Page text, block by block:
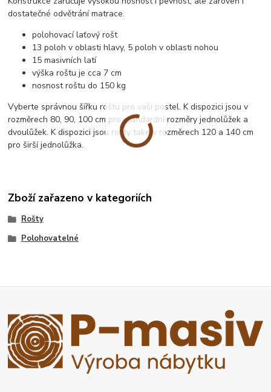
dostatečné odvětrání matrace.
polohovací laťový rošt
13 poloh v oblasti hlavy, 5 poloh v oblasti nohou
15 masivních latí
výška roštu je cca 7 cm
nosnost roštu do 150 kg
Vyberte správnou šířku roštu pro vaši postel. K dispozici jsou v
rozměrech 80, 90, 100 cm pro standardní rozměry jednolůžek a
dvoulůžek. K dispozici jsou rošty take v rozměrech 120 a 140 cm
pro širší jednolůžka.
Zboží zařazeno v kategoriích
Rošty
Polohovatelné